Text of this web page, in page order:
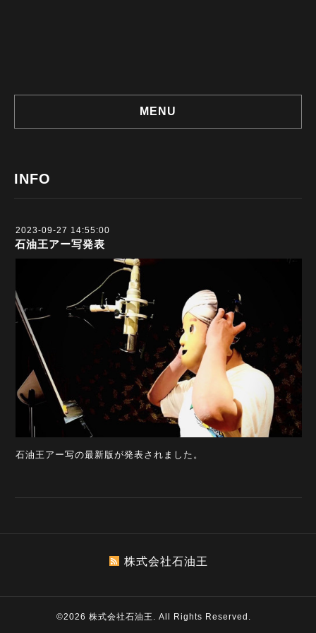
MENU
INFO
2023-09-27 14:55:00
石油王アー写発表
石油王アー写の最新版が発表されました。
株式会社石油王
©2026 株式会社石油王 . All Rights Reserved.